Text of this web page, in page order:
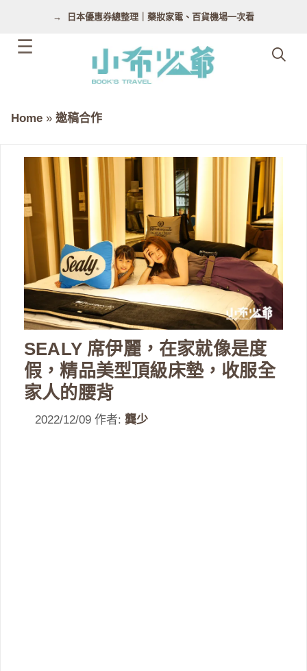
日本優惠券總整理｜藥妝家電、百貨機場一次看
Home » 邀稿合作
SEALY 席伊麗，在家就像是度
假，精品美型頂級床墊，收服全
家人的腰背
2022/12/09 作者: 龔少